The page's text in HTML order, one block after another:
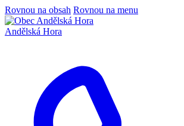
Rovnou na obsah Rovnou na menu
Andělská Hora